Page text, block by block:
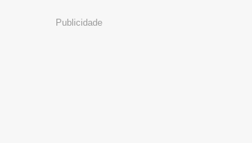
Publicidade